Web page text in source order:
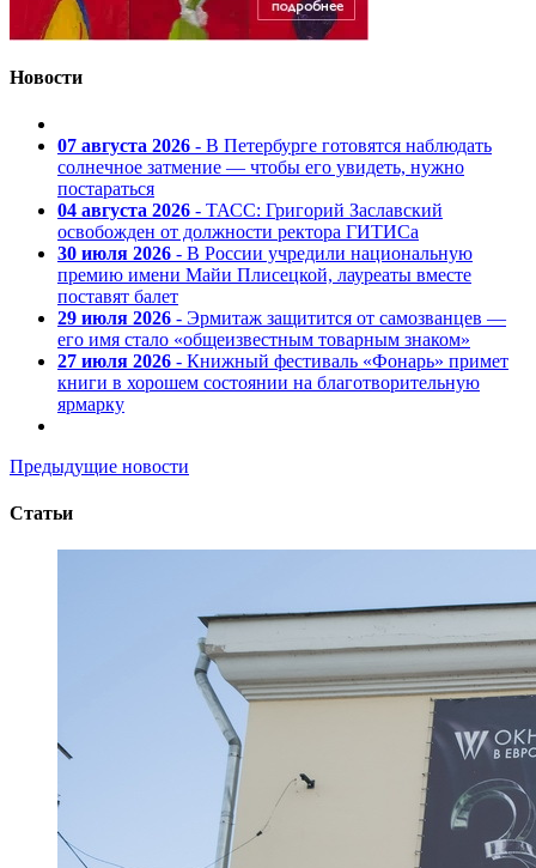
Новости
07 августа 2026 - В Петербурге готовятся наблюдать
солнечное затмение — чтобы его увидеть, нужно
постараться
04 августа 2026 - ТАСС: Григорий Заславский
освобожден от должности ректора ГИТИСа
30 июля 2026 - В России учредили национальную
премию имени Майи Плисецкой, лауреаты вместе
поставят балет
29 июля 2026 - Эрмитаж защитится от самозванцев —
его имя стало «общеизвестным товарным знаком»
27 июля 2026 - Книжный фестиваль «Фонарь» примет
книги в хорошем состоянии на благотворительную
ярмарку
Предыдущие новости
Статьи